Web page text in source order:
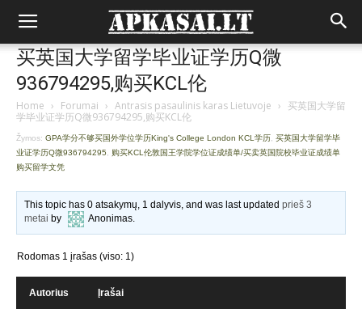
买英国大学留学毕业证学历Q微
936794295,购买KCL伦
Home › Forumai › Antrasis pasaulinis karas Lietuvoje › 买英国大学留
学毕业证学历Q微936794295,购买KCL伦
Žymos: GPA学分不够买国外学位学历King's College London KCL学历 买英国大学留学毕
业证学历Q微936794295
购买KCL伦敦国王学院学位证成绩单/买卖英国院校毕业证成绩单
购买留学文凭
This topic has 0 atsakymų, 1 dalyvis, and was last updatedprieš 3
metai by Anonimas.
Rodomas 1 įrašas (viso: 1)
Autorius Įrašai